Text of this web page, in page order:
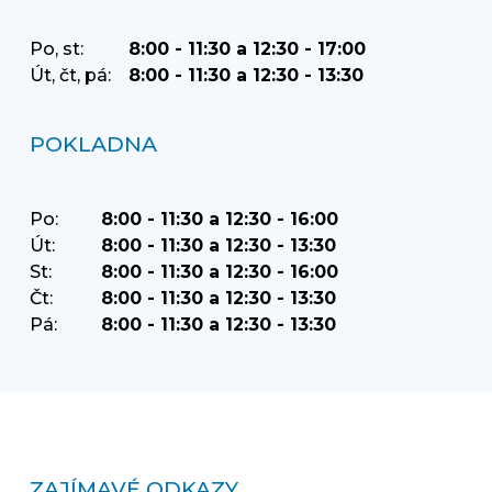
Po, st:
8:00 - 11:30 a 12:30 - 17:00
Út, čt, pá:
8:00 - 11:30 a 12:30 - 13:30
POKLADNA
Po:
8:00 - 11:30 a 12:30 - 16:00
Út:
8:00 - 11:30 a 12:30 - 13:30
St:
8:00 - 11:30 a 12:30 - 16:00
Čt:
8:00 - 11:30 a 12:30 - 13:30
Pá:
8:00 - 11:30 a 12:30 - 13:30